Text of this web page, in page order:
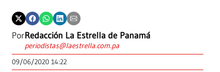
PorRedacción La Estrella de Panamá
periodistas@laestrella.com.pa
09/06/2020 14:22